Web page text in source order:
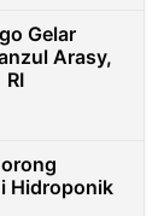
Gelar
Arasy,
RI
Hidroponik